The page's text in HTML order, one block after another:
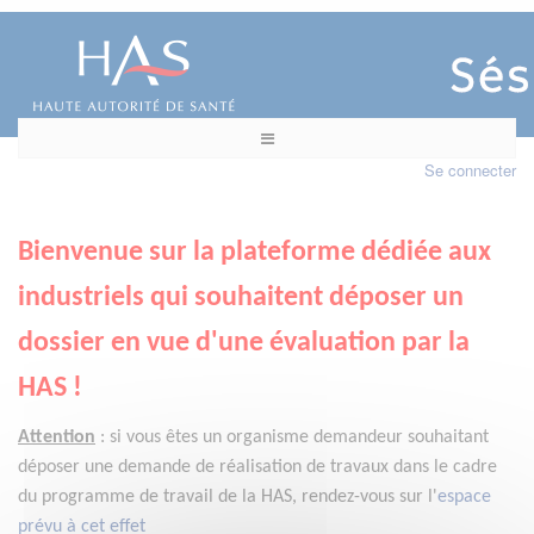
Se connecter
Bienvenue sur la plateforme dédiée aux
industriels qui souhaitent déposer un
dossier en vue d'une évaluation par la
HAS !
Attention : si vous êtes un organisme demandeur souhaitant
déposer une demande de réalisation de travaux dans le cadre
du programme de travail de la HAS, rendez-vous sur l'espace
prévu à cet effet